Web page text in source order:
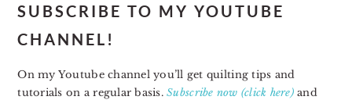
SUBSCRIBE TO MY YOUTUBE
CHANNEL!
On my Youtube channel you’ll get quilting tips and
tutorials on a regular basis.Subscribe now (click here)and